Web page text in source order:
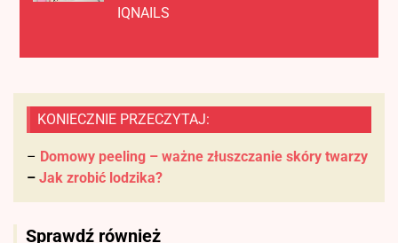
IQNAILS
KONIECZNIE PRZECZYTAJ:
– Domowy peeling – ważne złuszczanie skóry twarzy
– Jak zrobić lodzika?
Sprawdź również